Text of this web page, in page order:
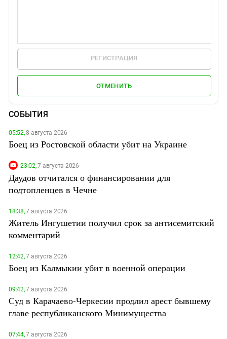
РЕГИСТРАЦИЯ
ОТМЕНИТЬ
СОБЫТИЯ
05:52,8 августа 2026
Боец из Ростовской области убит на Украине
23:02,7 августа 2026
Даудов отчитался о финансировании для
подтопленцев в Чечне
18:38,7 августа 2026
Житель Ингушетии получил срок за антисемитский
комментарий
12:42,7 августа 2026
Боец из Калмыкии убит в военной операции
09:42,7 августа 2026
Суд в Карачаево-Черкесии продлил арест бывшему
главе республиканского Минимущества
07:44,7 августа 2026